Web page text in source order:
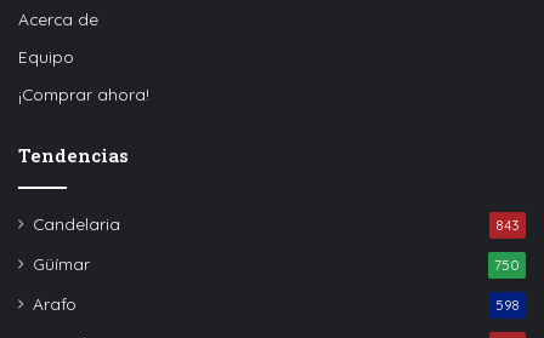
Acerca de
Equipo
¡Comprar ahora!
Tendencias
Candelaria 843
Güímar 750
Arafo 598